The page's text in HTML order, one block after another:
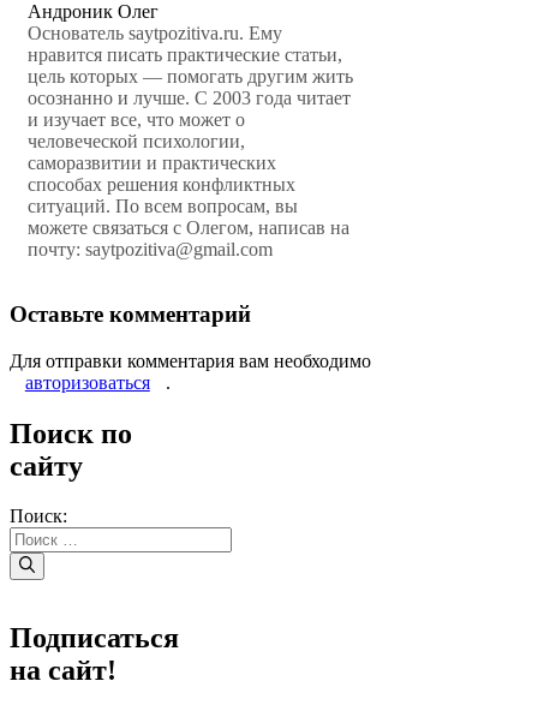
Андроник Олег
Основатель saytpozitiva.ru. Ему
нравится писать практические статьи,
цель которых — помогать другим жить
осознанно и лучше. С 2003 года читает
и изучает все, что может о
человеческой психологии,
саморазвитии и практических
способах решения конфликтных
ситуаций. По всем вопросам, вы
можете связаться с Олегом, написав на
почту: saytpozitiva@gmail.com
Оставьте комментарий
Для отправки комментария вам необходимо
авторизоваться
.
Поиск по
сайту
Поиск:
Подписаться
на сайт!